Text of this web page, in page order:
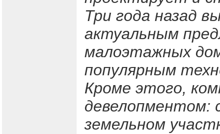
Три года назад
актуальным
малоэтажных
популярным
Кроме этого,
девелопментом:
земельном